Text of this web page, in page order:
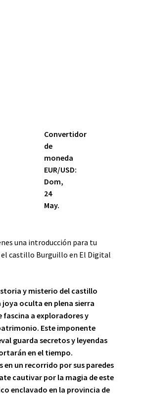
una introducción para tu
castillo Burguillo en El Digital
y misterio delcastillo
joya oculta en plena sierra
fascina a exploradores y
Este imponente
guarda secretos y leyendas
en el tiempo.
en un recorrido por sus paredes
cautivar por la magia de este
enclavado en la provincia de
Convertidor
de
moneda
EUR/USD:
Dom,
24
May.